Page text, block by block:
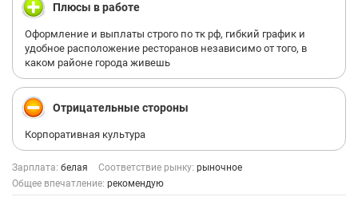
Плюсы в работе
Оформление и выплаты строго по тк рф, гибкий график и
удобное расположение ресторанов независимо от того, в
каком районе города живешь
Отрицательные стороны
Корпоративная культура
Зарплата: белая Соответствие рынку: рыночное
Общее впечатление: рекомендую